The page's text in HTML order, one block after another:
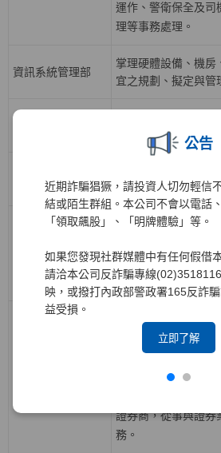
公告
近期詐騙猖獗，請投資人切勿輕信
結或陌生群組。本公司不會以電話
「領取飆股」、「明牌體驗」等。
如果您發現社群媒體中有任何假借
請洽本公司反詐騙專線
映，或撥打內政部警政署165反詐
益受損。
立即了解
運作、警衛保全及司
理等事務處理。
資訊系統管理部
掌理硬體設備、機房
宜之規劃、擬定與管
系統之規劃、分析與
資訊系統開發二部
劃、分析與執行等相
人力資源部
負責公司人力資源策
利、勞資關係等政策
源業務執行與管理。
負責債券、票券、受
買賣斷、附買回、附
益性商品之發行，從
證券商，從事與證券
務。